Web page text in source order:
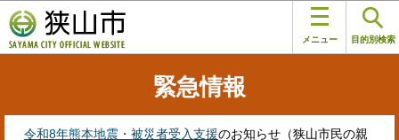
の
ペ
メニュー 目的別検索
緊急情報
令和8年熊本地震・被災者受入支援のお知らせ（狭山市民の親